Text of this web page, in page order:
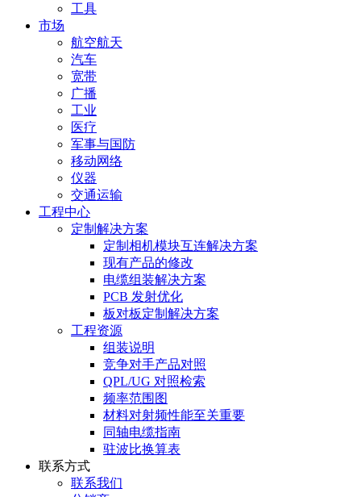
工具
市场
航空航天
汽车
宽带
广播
工业
医疗
军事与国防
移动网络
仪器
交通运输
工程中心
定制解决方案
定制相机模块互连解决方案
现有产品的修改
电缆组装解决方案
PCB 发射优化
板对板定制解决方案
工程资源
组装说明
竞争对手产品对照
QPL/UG 对照检索
频率范围图
材料对射频性能至关重要
同轴电缆指南
驻波比换算表
联系方式
联系我们